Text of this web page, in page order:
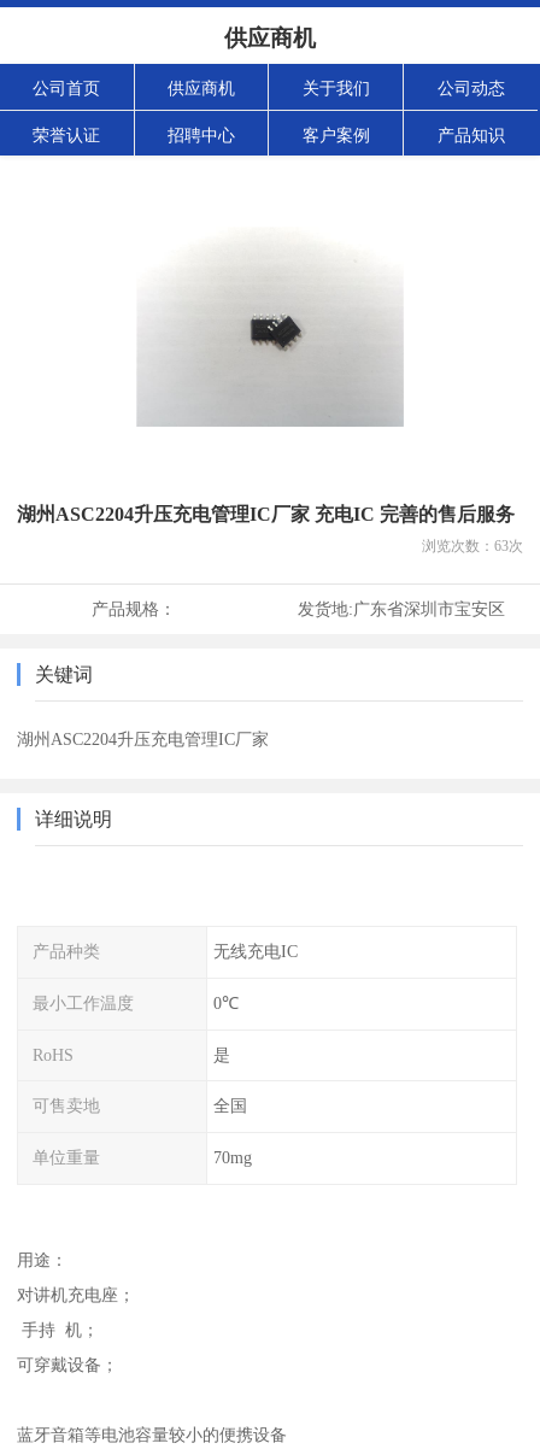
供应商机
公司首页 供应商机 关于我们 公司动态
荣誉认证 招聘中心 客户案例 产品知识
湖州ASC2204升压充电管理IC厂家 充电IC 完善的售后服务
浏览次数： 63次
产品规格： 发货地:广东省深圳市宝安区
关键词
湖州ASC2204升压充电管理IC厂家
详细说明
产品种类 无线充电IC
最小工作温度 0℃
RoHS 是
可售卖地 全国
单位重量 70mg
用途：
对讲机充电座；
手持 机；
可穿戴设备；
蓝牙音箱等电池容量较小的便携设备